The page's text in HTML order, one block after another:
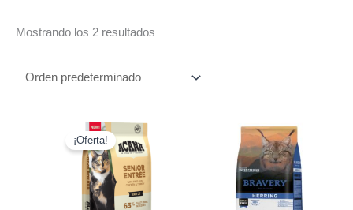
Mostrando los 2 resultados
¡Oferta!
Rango
de
precios:
desde
$21.990
hasta
$43.990
de
precios:
desde
$21.990
hasta
$57.990